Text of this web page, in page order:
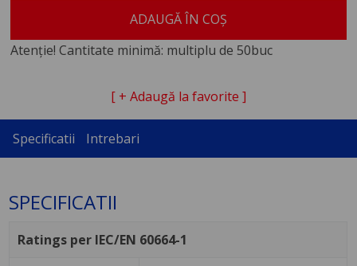
ADAUGĂ ÎN COȘ
Atenție! Cantitate minimă: multiplu de 50buc
[ + Adaugă la favorite ]
Specificatii Intrebari
SPECIFICATII
Ratings per IEC/EN 60664-1